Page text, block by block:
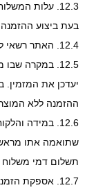
12.3. עלות
בעת ביצוע
12.4.
האתר רשאי
12.5. במקרה שבו
יעדכן את המזמין.
ההזמנה ללא
12.6. במידה
שתואמה אתו
תשלום דמי משלוח
12.7. אספקת